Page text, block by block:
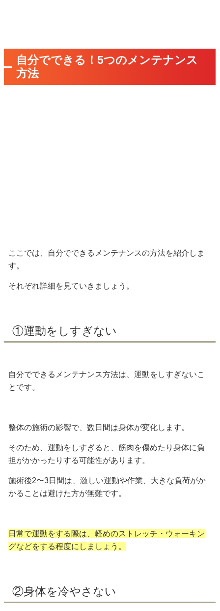
自分でできる！5つのメンテナンス
方法
ここでは、自分でできるメンテナンスの方法を紹介しま
す。
それぞれ詳細を見ていきましょう。
①運動をしすぎない
自分でできるメンテナンス方法は、 運動をしすぎないこ
と です。
整体の施術の影響で、数日間は身体が変化します。
そのため、運動をしすぎると、筋肉を傷めたり身体に負
担がかかったりする可能性があります。
施術後2〜3日間は、激しい運動や作業、大きな負荷がか
かることは避けた方が無難です。
日常で運動をする際は、軽めのストレッチ・ウォーキン
グなどをする程度にしましょう。
②身体を冷やさない